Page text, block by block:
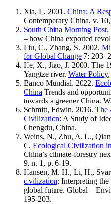
Xia, L. 2001. China: A
Contemporary China, v.
South China Morning Post.
– how China exported
Liu, C., Zhang, S. 2002.
for Global Change 7:
He, X., Jiao, J. 2000. The
Yangtze river. Water Policy,
Banco Mundial. 2022.
China Trends and
towards a greener China.
Schmitt, Edwin. 2016. The
Civilization: A Study of
Chengdu, China.
Weins, N., Zhu, A. L.,
C. Ecological Civilization
China’s climate-forestry
9, n. 1, p. 6-19.
Hansen, M. H., Li, H.,
civilization: Interpreting the
global future. Global
195-203.